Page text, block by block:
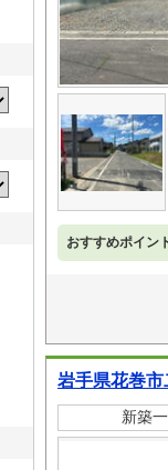
おすすめポイン
岩手県花巻
新築